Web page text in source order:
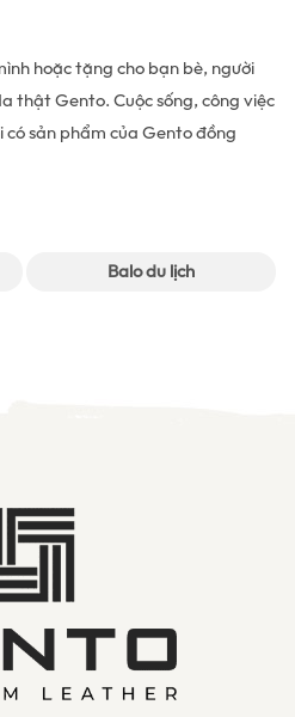
hoặc tặng cho bạn bè, người
thật Gento. Cuộc sống, công việc
có sản phẩm của Gento đồng
Balo du lịch